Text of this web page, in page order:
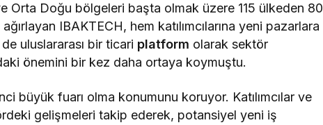
Orta Doğu bölgeleri başta olmak üzere 115 ülkeden 80
IBAKTECH, hem katılımcılarına yeni pazarlara
uluslararası bir ticari platform olarak sektör
önemini bir kez daha ortaya koymuştu.
büyük fuarı olma konumunu koruyor. Katılımcılar ve
gelişmeleri takip ederek, potansiyel yeni iş